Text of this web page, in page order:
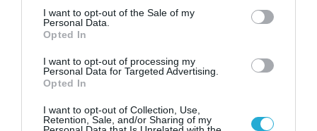
consent section.
I want to opt-out of the Sale of my
Personal Data.
Opted In
I want to opt-out of processing my
Personal Data for Targeted Advertising.
Opted In
I want to opt-out of Collection, Use,
Retention, Sale, and/or Sharing of my